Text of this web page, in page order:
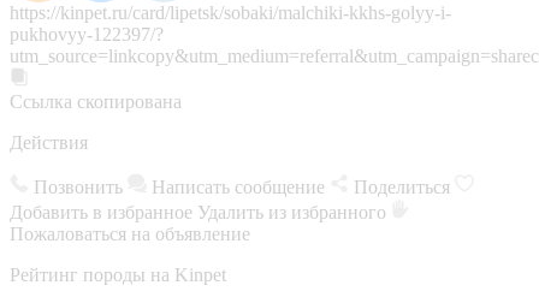
https://kinpet.ru/card/lipetsk/sobaki/malchiki-kkhs-golyy-i-
pukhovyy-122397/?
Ссылка скопирована
Действия
Позвонить Написать сообщение
Поделиться
Добавить в избранное Удалить из избранного
Пожаловаться на объявление
Рейтинг породы на Kinpet